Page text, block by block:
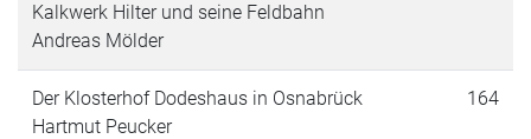
Kalkwerk Hilter und seine Feldbahn
Andreas Mölder
Der Klosterhof Dodeshaus in Osnabrück
Hartmut Peucker
164